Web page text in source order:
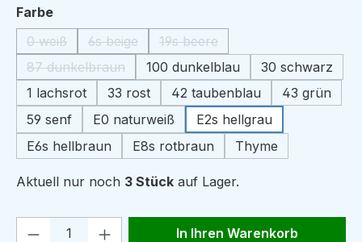
Farbeauswählen
0 weiß
(Diese Option ist zurzeit nicht verfügbar.)
6s beige
(Diese Option ist zurzeit nicht verfügbar.)
19s beere
(Diese Option ist zurzeit nicht
87 dunkelbraun
(Diese Option ist zurzeit nicht verfügbar.)
100 dunkelblau
30 schwarz
1 lachsrot
33 rost 42 taubenblau
43 grün
59 senf
E0 naturweiß
E2s hellgrau
E6s hellbraun
E8s rotbraun Thyme
Aktuell nur noch 3 Stück auf Lager.
Produkt Anzahl: Gib denIn Ihren Warenkorb